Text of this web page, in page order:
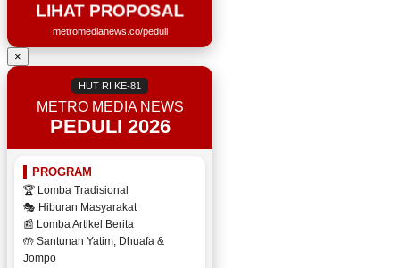
LIHAT PROPOSAL
metromedianews.co/peduli
×
HUT RI KE-81
METRO MEDIA NEWS
PEDULI 2026
PROGRAM
🏆 Lomba Tradisional
🎭 Hiburan Masyarakat
📰 Lomba Artikel Berita
🤲 Santunan Yatim, Dhuafa &
Jompo